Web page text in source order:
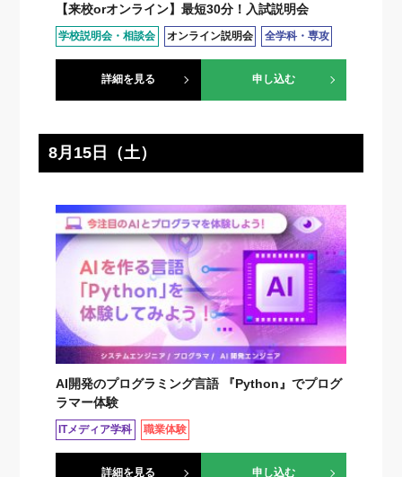
【来校orオンライン】最短30分！入試説明会
学校説明会・相談会 オンライン説明会 全学科・専攻
詳細を見る 申し込む
8月15日（土）
AI開発のプログラミング言語 『Python』でプログ
ラマー体験
ITメディア学科 職業体験
詳細を見る 申し込む